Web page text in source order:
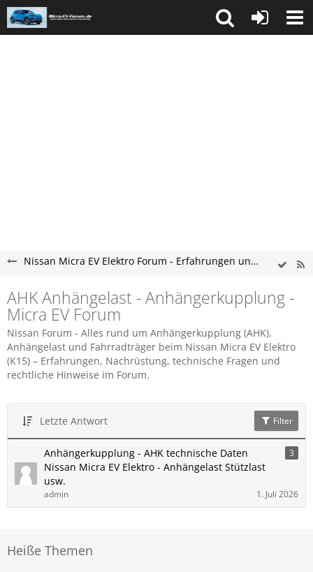
Nissan Micra EV Elektro Forum - Erfahrungen und Probleme
AHK Anhängelast - Anhängerkupplung -
Micra EV Forum
Nissan Forum - Alles rund um Anhängerkupplung (AHK),
Anhängelast und Fahrradträger beim Nissan Micra EV Elektro
(K15) – Erfahrungen, Nachrüstung, technische Fragen und
rechtliche Hinweise im Forum.
Letzte Antwort Filter
Anhängerkupplung - AHK technische Daten
Nissan Micra EV Elektro - Anhängelast Stützlast
usw.
3
admin 1. Juli 2026
Heiße Themen